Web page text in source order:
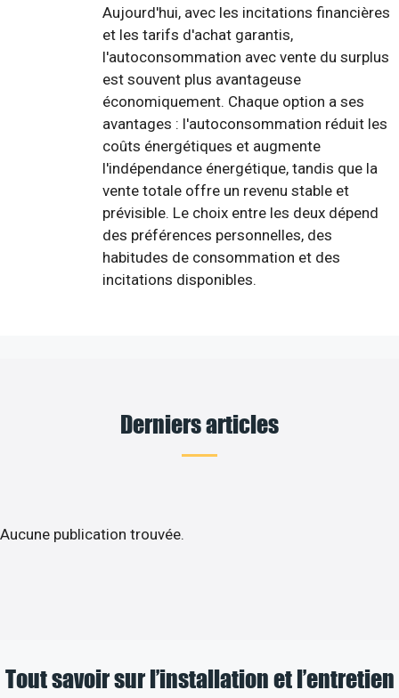
Aujourd'hui, avec les incitations financières
et les tarifs d'achat garantis,
l'autoconsommation avec vente du surplus
est souvent plus avantageuse
économiquement. Chaque option a ses
avantages : l'autoconsommation réduit les
coûts énergétiques et augmente
l'indépendance énergétique, tandis que la
vente totale offre un revenu stable et
prévisible. Le choix entre les deux dépend
des préférences personnelles, des
habitudes de consommation et des
incitations disponibles.
Derniers articles
Aucune publication trouvée.
Tout savoir sur l’installation et l’entretien